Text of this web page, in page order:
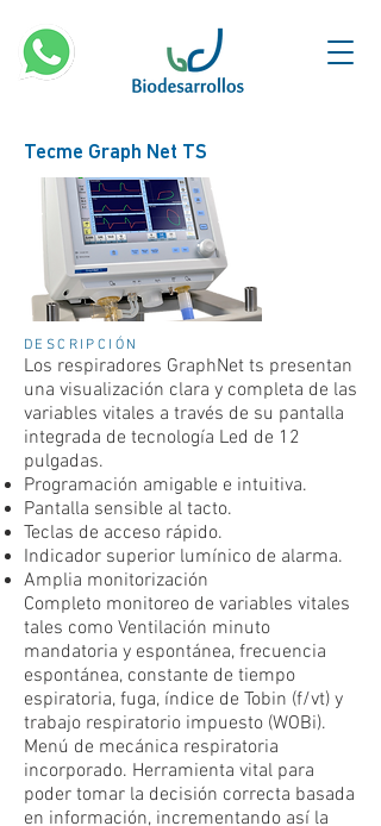
Tecme Graph Net TS
DESCRIPCIÓN
Los respiradores GraphNet ts presentan
una visualización clara y completa de las
variables vitales a través de su pantalla
integrada de tecnología Led de 12
pulgadas.
Programación amigable e intuitiva.
Pantalla sensible al tacto.
Teclas de acceso rápido.
Indicador superior lumínico de alarma.
Amplia monitorización
Completo monitoreo de variables vitales
tales como Ventilación minuto
mandatoria y espontánea, frecuencia
espontánea, constante de tiempo
espiratoria, fuga, índice de Tobin (f/vt) y
trabajo respiratorio impuesto (WOBi).
Menú de mecánica respiratoria
incorporado. Herramienta vital para
poder tomar la decisión correcta basada
en información, incrementando así la